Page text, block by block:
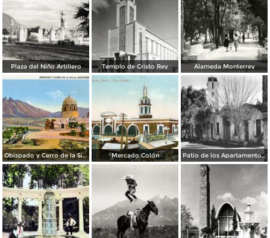
Plaza del Niño Artillero Templo de Cristo Rey Alameda Monterrey
Obispado y Cerro de la Silla Mercado Colón Patio de los Apartamentos Regina